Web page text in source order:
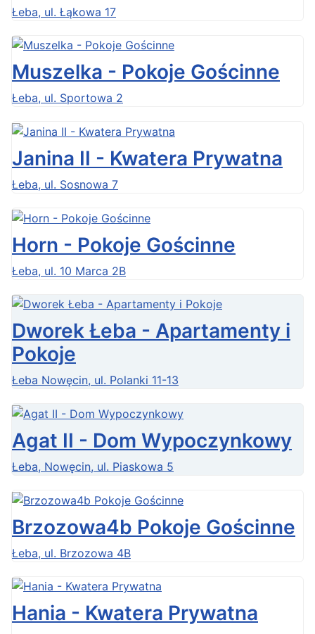
Łeba, ul. Łąkowa 17
Muszelka - Pokoje Gościnne
Łeba, ul. Sportowa 2
Janina II - Kwatera Prywatna
Łeba, ul. Sosnowa 7
Horn - Pokoje Gościnne
Łeba, ul. 10 Marca 2B
Dworek Łeba - Apartamenty i
Pokoje
Łeba Nowęcin, ul. Polanki 11-13
Agat II - Dom Wypoczynkowy
Łeba, Nowęcin, ul. Piaskowa 5
Brzozowa4b Pokoje Gościnne
Łeba, ul. Brzozowa 4B
Hania - Kwatera Prywatna